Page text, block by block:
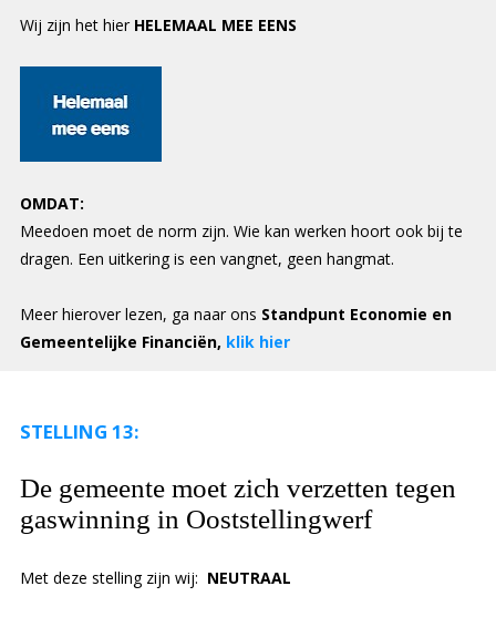
Wij zijn het hier HELEMAAL MEE EENS
OMDAT:
Meedoen moet de norm zijn. Wie kan werken hoort ook bij te
dragen. Een uitkering is een vangnet, geen hangmat.
Meer hierover lezen, ga naar ons Standpunt Economie en
Gemeentelijke Financiën, klik hier
STELLING 13:
De gemeente moet zich verzetten tegen
gaswinning in Ooststellingwerf
Met deze stelling zijn wij: NEUTRAAL